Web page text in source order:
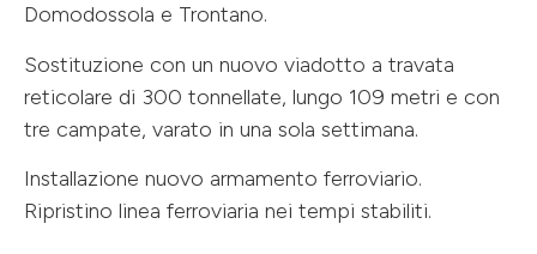
Domodossola e Trontano.
Sostituzione con un nuovo viadotto a travata
reticolare di 300 tonnellate, lungo 109 metri e con
tre campate, varato in una sola settimana.
Installazione nuovo armamento ferroviario.
Ripristino linea ferroviaria nei tempi stabiliti.